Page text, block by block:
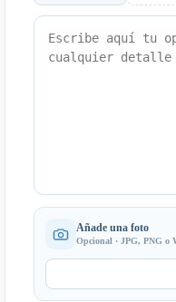
Añade una foto
Opcional · JPG, PNG o